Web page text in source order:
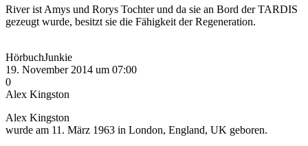
River ist Amys und Rorys Tochter und da sie an Bord der TARDIS
gezeugt wurde, besitzt sie die Fähigkeit der Regeneration.
HörbuchJunkie
19. November 2014 um 07:00
0
Alex Kingston
Alex Kingston
wurde am 11. März 1963 in London, England, UK geboren.